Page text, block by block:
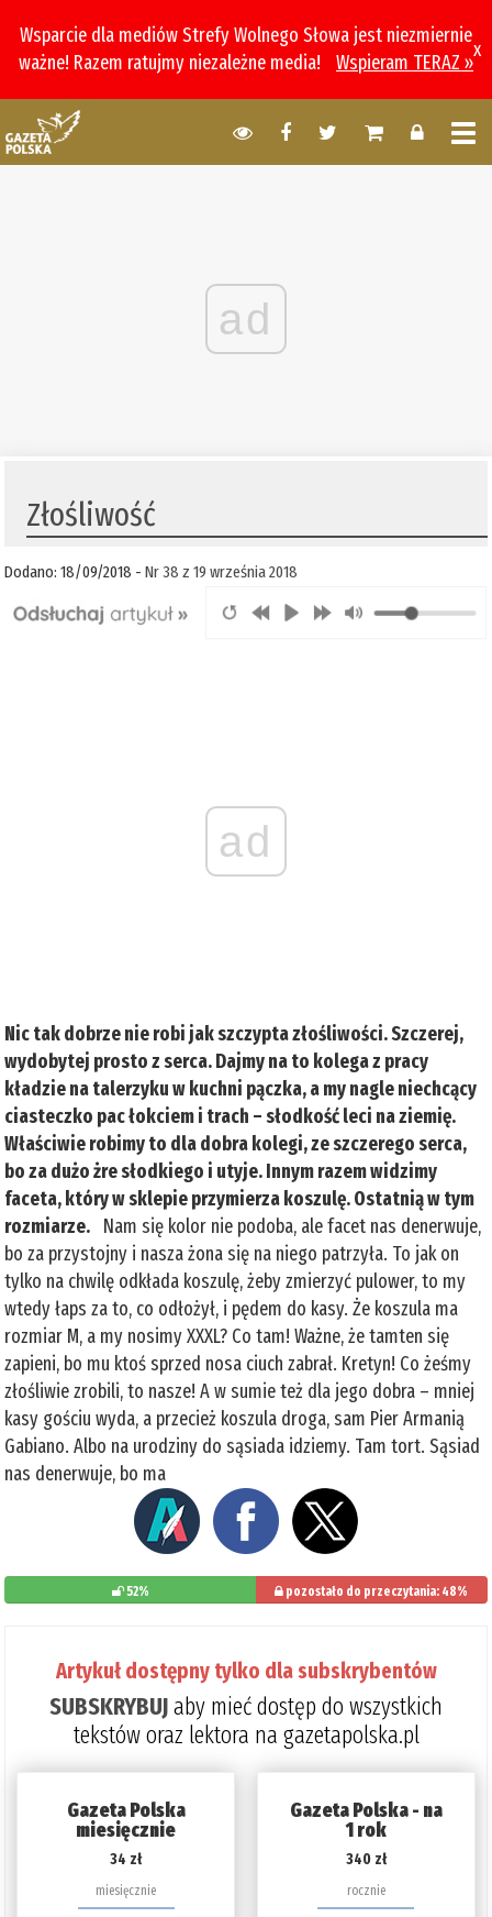
Wsparcie dla mediów Strefy Wolnego Słowa jest niezmiernie
ważne! Razem ratujmy niezależne media!
Wspieram TERAZ »
x
ad
Złośliwość
Dodano: 18/09/2018 -Nr 38 z 19 września 2018
ad
Nic tak dobrze nie robi jak szczypta złośliwości. Szczerej,
wydobytej prosto z serca. Dajmy na to kolega z pracy
kładzie na talerzyku w kuchni pączka, a my nagle niechcący
ciasteczko pac łokciem i trach – słodkość leci na ziemię.
Właściwie robimy to dla dobra kolegi, ze szczerego serca,
bo za dużo żre słodkiego i utyje. Innym razem widzimy
faceta, który w sklepie przymierza koszulę. Ostatnią w tym
rozmiarze. Nam się kolor nie podoba, ale facet nas denerwuje,
bo za przystojny i nasza żona się na niego patrzyła. To jak on
tylko na chwilę odkłada koszulę, żeby zmierzyć pulower, to my
wtedy łaps za to, co odłożył, i pędem do kasy. Że koszula ma
rozmiar M, a my nosimy XXXL? Co tam! Ważne, że tamten się
zapieni, bo mu ktoś sprzed nosa ciuch zabrał. Kretyn! Co żeśmy
złośliwie zrobili, to nasze! A w sumie też dla jego dobra – mniej
kasy gościu wyda, a przecież koszula droga, sam Pier Armanią
Gabiano. Albo na urodziny do sąsiada idziemy. Tam tort. Sąsiad
nas denerwuje, bo ma
52% pozostało do przeczytania: 48%
Artykuł dostępny tylko dla subskrybentów
SUBSKRYBUJaby mieć dostęp do wszystkich
tekstów oraz lektora na gazetapolska.pl
Gazeta Polska
miesięcznie
34 zł
miesięcznie
Gazeta Polska - na
1 rok
340 zł
rocznie